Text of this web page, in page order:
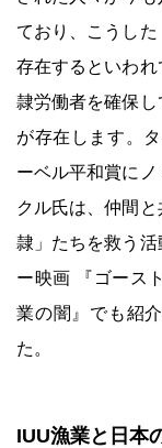
ており、こうした
存在するといわ
隷労働者を確保
が存在します。
ーベル平和賞に
クル氏は、仲間
隷」たちを救う活
ー映画 『ゴース
業の闇』でも紹
た。
IUU漁業と日本